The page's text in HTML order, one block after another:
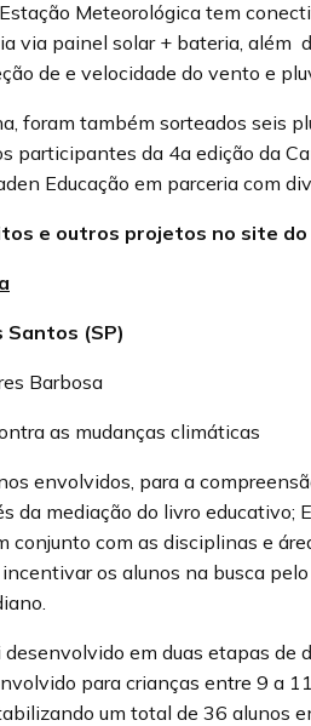
Meteorológica tem
via painel solar + bateria, além
de e velocidade do vento e
foram também sorteados seis
participantes da 4a edição da
Educação em parceria com
e outros projetos no site do
Santos (SP)
Barbosa
as mudanças climáticas
envolvidos, para a
da mediação do livro educativo;
conjunto com as disciplinas e
os alunos na busca
em duas etapas de
para crianças entre 9 a
um total de 36 alunos